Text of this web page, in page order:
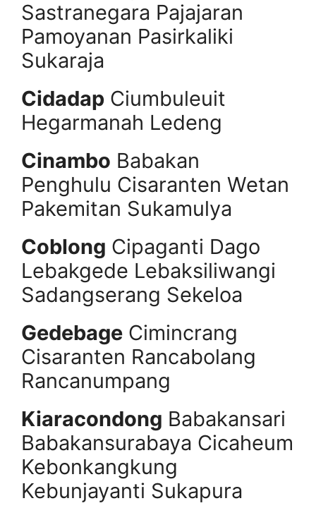
Sastranegara Pajajaran
Pamoyanan Pasirkaliki
Sukaraja
Cidadap Ciumbuleuit
Hegarmanah Ledeng
Cinambo Babakan
Penghulu Cisaranten Wetan
Pakemitan Sukamulya
Coblong Cipaganti Dago
Lebakgede Lebaksiliwangi
Sadangserang Sekeloa
Gedebage Cimincrang
Cisaranten Rancabolang
Rancanumpang
Kiaracondong Babakansari
Babakansurabaya Cicaheum
Kebonkangkung
Kebunjayanti Sukapura